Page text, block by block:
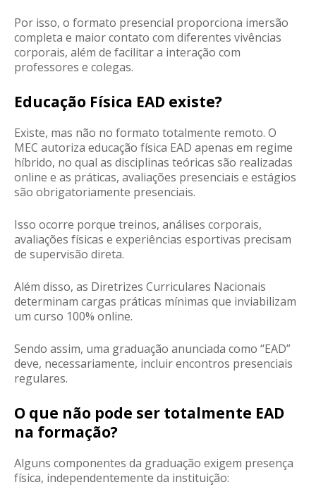
Por isso, o formato presencial proporciona imersão
completa e maior contato com diferentes vivências
corporais, além de facilitar a interação com
professores e colegas.
Educação Física EAD existe?
Existe, mas não no formato totalmente remoto. O
MEC autoriza educação física EAD apenas em regime
híbrido, no qual as disciplinas teóricas são realizadas
online e as práticas, avaliações presenciais e estágios
são obrigatoriamente presenciais.
Isso ocorre porque treinos, análises corporais,
avaliações físicas e experiências esportivas precisam
de supervisão direta.
Além disso, as Diretrizes Curriculares Nacionais
determinam cargas práticas mínimas que inviabilizam
um curso 100% online.
Sendo assim, uma graduação anunciada como “EAD”
deve, necessariamente, incluir encontros presenciais
regulares.
O que não pode ser totalmente EAD
na formação?
Alguns componentes da graduação exigem presença
física, independentemente da instituição: